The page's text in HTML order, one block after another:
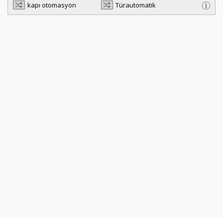
kapı otomasyon Türautomatik